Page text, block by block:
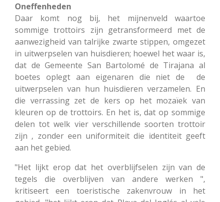
Oneffenheden
Daar komt nog bij, het mijnenveld waartoe
sommige trottoirs zijn getransformeerd met de
aanwezigheid van talrijke zwarte stippen, omgezet
in uitwerpselen van huisdieren; hoewel het waar is,
dat de Gemeente San Bartolomé de Tirajana al
boetes oplegt aan eigenaren die niet de de
uitwerpselen van hun huisdieren verzamelen. En
die verrassing zet de kers op het mozaïek van
kleuren op de trottoirs. En het is, dat op sommige
delen tot welk vier verschillende soorten trottoir
zijn , zonder een uniformiteit die identiteit geeft
aan het gebied.
"Het lijkt erop dat het overblijfselen zijn van de
tegels die overblijven van andere werken ",
kritiseert een toeristische zakenvrouw in het